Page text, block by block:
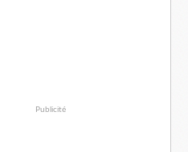
Publicité